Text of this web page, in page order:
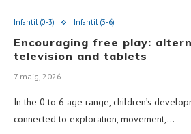
Infantil (0-3) Infantil (3-6)
Encouraging free play:
television and tablets
7 maig, 2026
In the 0 to 6 age range, children’s
connected to exploration, movement,…